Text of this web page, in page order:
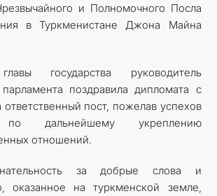
и Полномочного Посла
в Туркменистане Джона Майна
государства руководитель
парламента поздравила дипломата с
пост, пожелав успехов
дальнейшему укреплению
отношений.
за добрые слова и
оказанное на турк­менской земле,